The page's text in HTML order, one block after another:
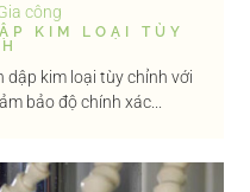
công
KIM LOẠI TÙY
dập kim loại tùy chỉnh với
bảo độ chính xác...